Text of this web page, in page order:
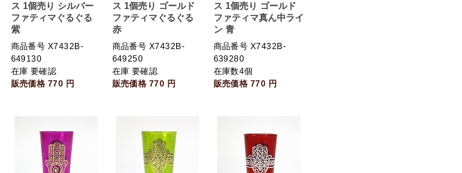
ス 1個売り シルバー
ファティマぐるぐる
紫
商品番号 X7432B-
649130
在庫 要確認
販売価格 770 円
ス 1個売り ゴールド
ファティマぐるぐる
赤
商品番号 X7432B-
649250
在庫 要確認
販売価格 770 円
ス 1個売り ゴールド
ファティマ真ん中ライ
ン 青
商品番号 X7432B-
639280
在庫数4個
販売価格 770 円